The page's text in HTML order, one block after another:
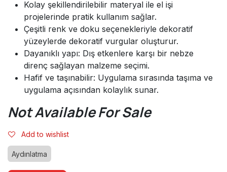
Kolay şekillendirilebilir materyal ile el işi
projelerinde pratik kullanım sağlar.
Çeşitli renk ve doku seçenekleriyle dekoratif
yüzeylerde dekoratif vurgular oluşturur.
Dayanıklı yapı: Dış etkenlere karşı bir nebze
direnç sağlayan malzeme seçimi.
Hafif ve taşınabilir: Uygulama sırasında taşıma ve
uygulama açısından kolaylık sunar.
Not Available For Sale
Add to wishlist
Aydınlatma